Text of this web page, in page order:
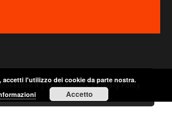
|Cookie policy|Privacy Policy
accetti l'utilizzo dei cookie da parte nostra.
Accetto